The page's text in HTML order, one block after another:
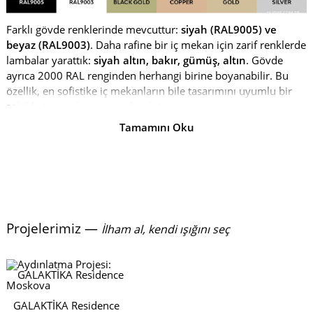
Farklı gövde renklerinde mevcuttur: siyah (RAL9005) ve
beyaz (RAL9003). Daha rafine bir iç mekan için zarif renklerde
lambalar yarattık: siyah altın, bakır, gümüş, altın. Gövde
ayrıca 2000 RAL renginden herhangi birine boyanabilir. Bu
özellik, en sofistike iç mekanların bile tasarımını uyumlu bir
şekilde tamamlamanıza olanak tanır.
Tamamını Oku
Projelerimiz — İlham al, kendi ışığını seç
GALAKTİKA Residence